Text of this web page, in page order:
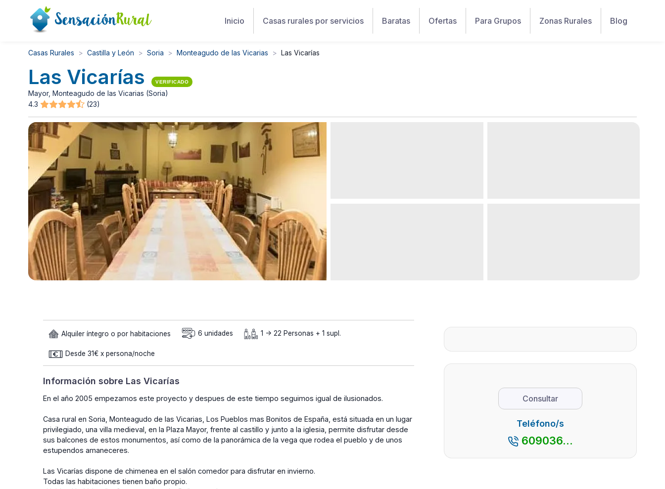
Inicio Casas rurales por servicios Baratas Ofertas Para Grupos Zonas Rurales Blog
Casas Rurales Castilla y León Soria Monteagudo de las Vicarias Las Vicarías
Las Vicarías VERIFICADO
Mayor, Monteagudo de las Vicarias (Soria)
4.3
(23)
Alquiler íntegro o por habitaciones 6 unidades 1 -> 22 Personas + 1 supl.
Desde 31€ x persona/noche
Información sobre Las Vicarías
En el año 2005 empezamos este proyecto y despues de este tiempo seguimos igual de ilusionados.
Casa rural en Soria, Monteagudo de las Vicarias, Los Pueblos mas Bonitos de España, está situada en un lugar
privilegiado, una villa medieval, en la Plaza Mayor, frente al castillo y junto a la iglesia, permite disfrutar desde
sus balcones de estos monumentos, así como de la panorámica de la vega que rodea el pueblo y de unos
estupendos amaneceres.
Las Vicarías dispone de chimenea en el salón comedor para disfrutar en invierno.
Todas las habitaciones tienen baño propio.
Consultar
Teléfono/s
609036...